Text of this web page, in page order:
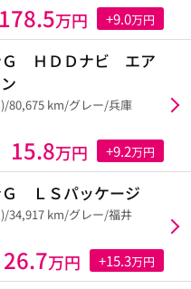
178.5万円 +9.0万円
Ｇ ＨＤＤナビ エア
80,675 km/グレー/兵庫
15.8万円 +9.2万円
Ｇ ＬＳパッケージ
34,917 km/グレー/福井
26.7万円 +15.3万円